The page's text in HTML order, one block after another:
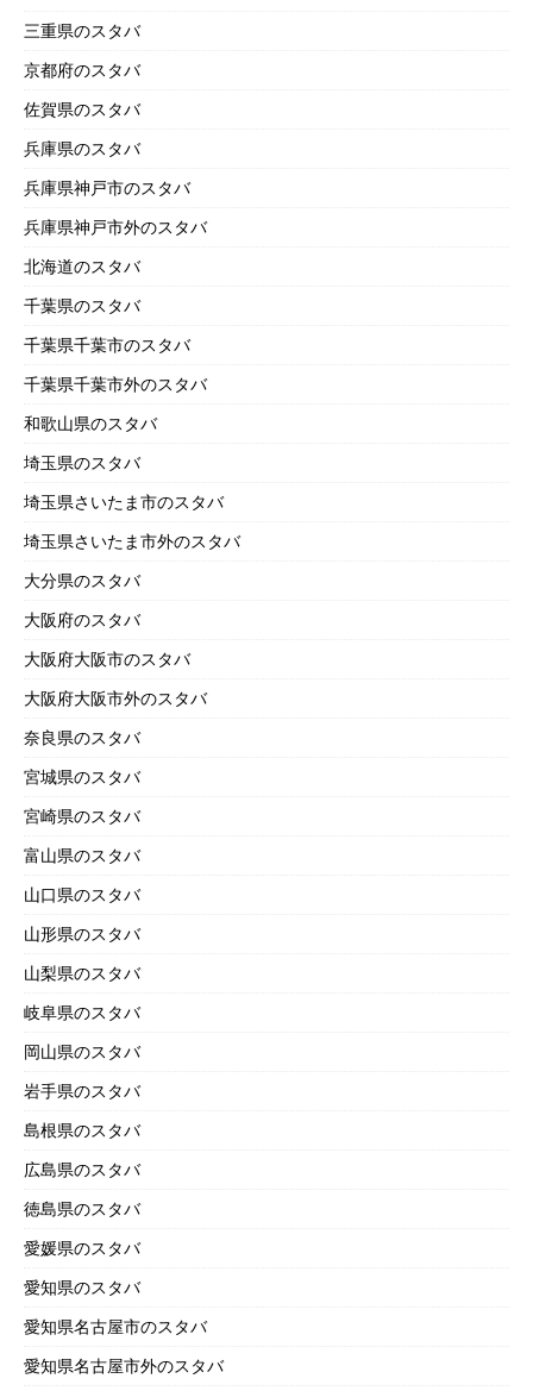
三重県のスタバ
京都府のスタバ
佐賀県のスタバ
兵庫県のスタバ
兵庫県神戸市のスタバ
兵庫県神戸市外のスタバ
北海道のスタバ
千葉県のスタバ
千葉県千葉市のスタバ
千葉県千葉市外のスタバ
和歌山県のスタバ
埼玉県のスタバ
埼玉県さいたま市のスタバ
埼玉県さいたま市外のスタバ
大分県のスタバ
大阪府のスタバ
大阪府大阪市のスタバ
大阪府大阪市外のスタバ
奈良県のスタバ
宮城県のスタバ
宮崎県のスタバ
富山県のスタバ
山口県のスタバ
山形県のスタバ
山梨県のスタバ
岐阜県のスタバ
岡山県のスタバ
岩手県のスタバ
島根県のスタバ
広島県のスタバ
徳島県のスタバ
愛媛県のスタバ
愛知県のスタバ
愛知県名古屋市のスタバ
愛知県名古屋市外のスタバ